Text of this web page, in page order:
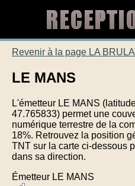
Revenir à la page LA
LE MANS
L'émetteur LE MANS
47.765833) permet une
numérique terrestre de la
18%. Retrouvez la position
TNT sur la carte ci-dessous
dans sa direction.
Émetteur LE MANS